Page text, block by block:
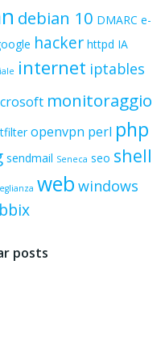
debian 10 DMARC e-
hacker httpd IA
internet iptables
monitoraggio
openvpn perl php
sendmail Seneca seo shell
web windows
posts